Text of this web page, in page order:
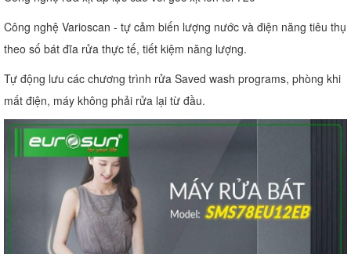
Công nghệ Varioscan - tự cảm biến lượng nước và điện năng tiêu thụ
theo số bát đĩa rửa thực tế, tiết kiệm năng lượng.
Tự động lưu các chương trình rửa Saved wash programs, phòng khi
mất điện, máy không phải rửa lại từ đầu.